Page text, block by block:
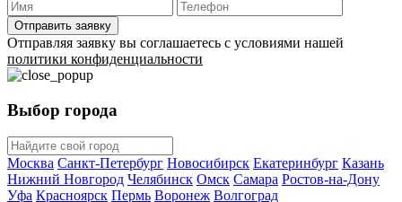
Отправить заявку
Отправляя заявку вы соглашаетесь с условиями нашей
политики конфиденциальности
Выбор города
Москва Санкт-Петербург Новосибирск Екатеринбург Казань
Нижний Новгород Челябинск Омск Самара Ростов-на-Дону
Уфа Красноярск Пермь Воронеж Волгоград